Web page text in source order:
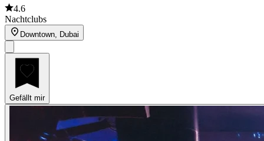
4.6
Nachtclubs
Downtown, Dubai
Gefällt mir